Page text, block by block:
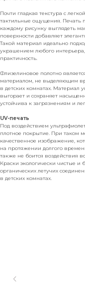
Почти гладкая текстура с
тактильные ощущения. Печать
каждому рисунку выглядеть
поверхности добавляет
Такой материал идеально
украшением любого интерьера,
практичность.
Флизелиновое полотно
материалом, не выделяющим
в детских комнатах. Материал
выгорает и сохраняет
устойчива к загрязнениям и
UV-печать
Под воздействием
плотное покрытие. При таком
качественное изображение,
на протяжении долгого
также не боится воздействия
Краски экологически чистые и
органических летучих
в детских комнатах.